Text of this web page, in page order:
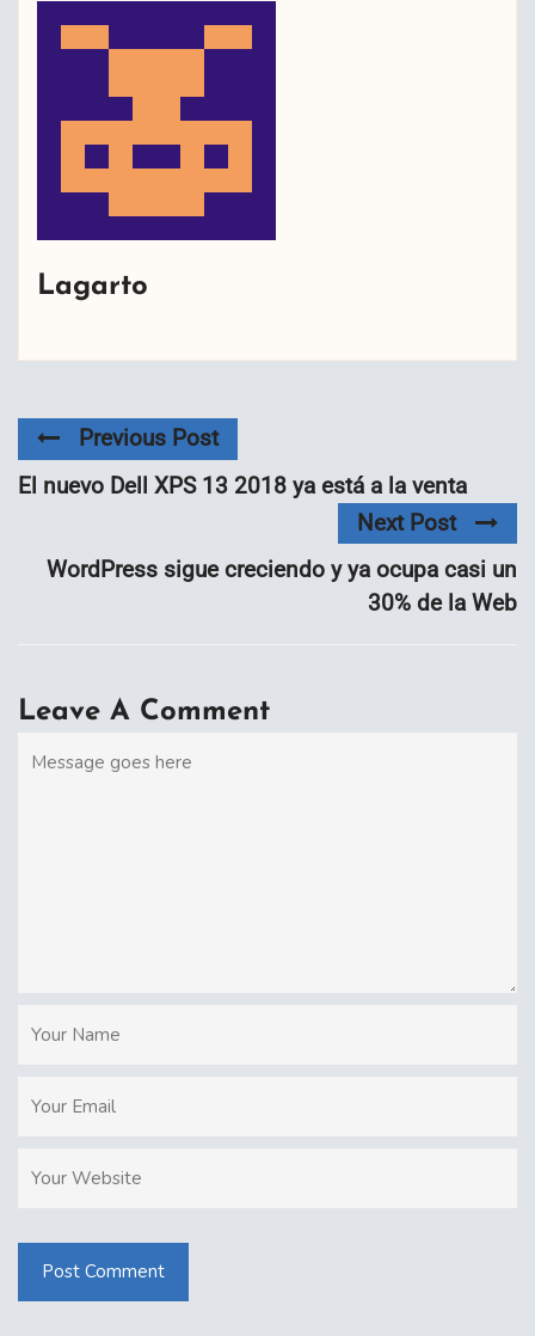
Lagarto
Previous Post
El nuevo Dell XPS 13 2018 ya está a la venta
Next Post
WordPress sigue creciendo y ya ocupa casi un
30% de la Web
Leave A Comment
Post Comment